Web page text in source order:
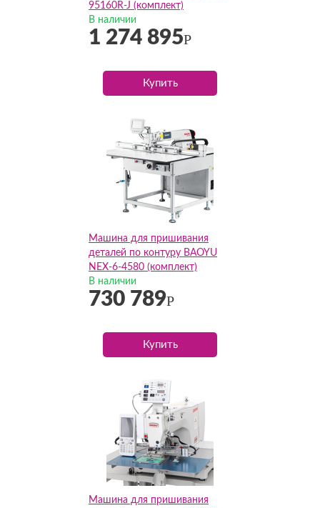
95160R-J (комплект)
В наличии
1 274 895Р
Купить
Машина для пришивания
деталей по контуру BAOYU
NEX-6-4580 (комплект)
В наличии
730 789Р
Купить
Машина для пришивания